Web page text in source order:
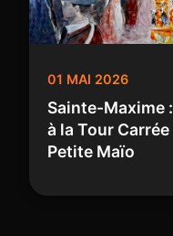
01 MAI 2026
Sainte-Maxime
à la Tour
Petite Maïo